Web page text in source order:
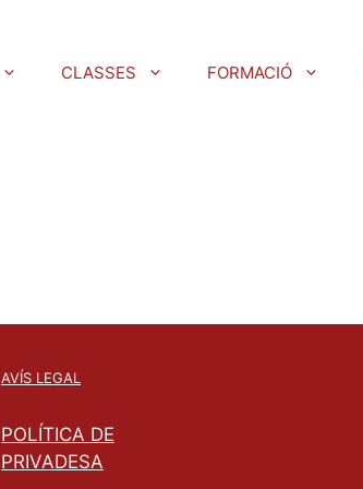
CLASSES FORMACIÓ
AVÍS LEGAL
POLÍTICA DE
PRIVADESA